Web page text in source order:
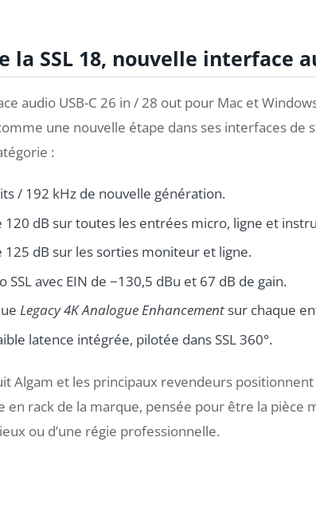
la SSL 18, nouvelle interface
audio USB-C 26 in / 28 out pour Mac et
une nouvelle étape dans ses interfaces de
:
/ 192 kHz de nouvelle génération.
120 dB sur toutes les entrées micro, ligne et
125 dB sur les sorties moniteur et ligne.
avec EIN de −130,5 dBu et 67 dB de gain.
Legacy 4K Analogue Enhancement sur chaque
latence intégrée, pilotée dans SSL 360°.
Algam et les principaux revendeurs
en rack de la marque, pensée pour être la pièce
ou d’une régie professionnelle.